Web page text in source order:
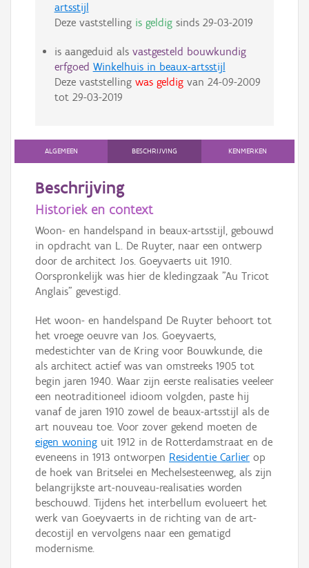
artsstijl
Deze vaststelling is geldigsinds 29-03-2019
is aangeduid als vastgesteld bouwkundig
erfgoed Winkelhuis in beaux-artsstijl
Deze vaststelling was geldigvan 24-09-2009
tot 29-03-2019
ALGEMEEN BESCHRIJVING KENMERKEN
Beschrijving
Historiek en context
Woon- en handelspand in beaux-artsstijl, gebouwd
in opdracht van L. De Ruyter, naar een ontwerp
door de architect Jos. Goeyvaerts uit 1910.
Oorspronkelijk was hier de kledingzaak "Au Tricot
Anglais" gevestigd.
Het woon- en handelspand De Ruyter behoort tot
het vroege oeuvre van Jos. Goeyvaerts,
medestichter van de Kring voor Bouwkunde, die
als architect actief was van omstreeks 1905 tot
begin jaren 1940. Waar zijn eerste realisaties veeleer
een neotraditioneel idioom volgden, paste hij
vanaf de jaren 1910 zowel de beaux-artsstijl als de
art nouveau toe. Voor zover gekend moeten de
eigen woning uit 1912 in de Rotterdamstraat en de
eveneens in 1913 ontworpen Residentie Carlier op
de hoek van Britselei en Mechelsesteenweg, als zijn
belangrijkste art-nouveau-realisaties worden
beschouwd. Tijdens het interbellum evolueert het
werk van Goeyvaerts in de richting van de art-
decostijl en vervolgens naar een gematigd
modernisme.